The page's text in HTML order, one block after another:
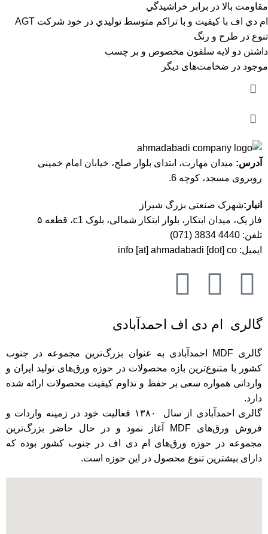
مقاومت بالا در برابر خراشيدگي
ام دي اف با کيفيت و با تراکم متوسط توليدي در خود شرکت AGT
تنوع در طرح و رنگ
داشتن دو لايه سلفون مخصوص و بر چسب
موجود در ضخامت‌های دیگر
آدرس: میدان مهارت، ابتدای بلوار صلح، خیابان امام خمینی
روبروی مسجد، کوچه 6.
انبار:شهرک صنعتی بزرگ شیراز
فاز یک، میدان ابتکار، بلوار ابتکار شمالی، بلوک c1، قطعه ۵
تلفن: 4440 3834 (071)
ایمیل: info [at] ahmadabadi [dot] co
گالری ام دی اف احمدآبادی
گالری MDF احمدآبادی به عنوان بزرگ‌ترین مجموعه در جنوب
کشور با متنوع‌ترین بازه محصولات در حوزه ورق‌های تولید ایران و
وارداتی همواره سعی بر حفظ و تداوم کیفیت محصولات ارائه شده
دارد.
گالری احمدآبادی از سال ۱۳۸۰ فعالیت خود در زمینه واردات و
فروش ورق‌های MDF‌ آغاز نمود و در حال حاضر بزرگ‌ترین
مجموعه در حوزه ورق‌های ام دی اف ‌در جنوب کشور بوده که
دارای بیشترین تنوع محصول در این حوزه است.